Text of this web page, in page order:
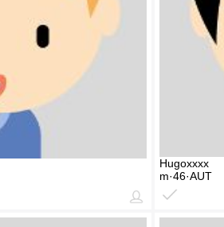
Hugoxxxx
m·46·AUT